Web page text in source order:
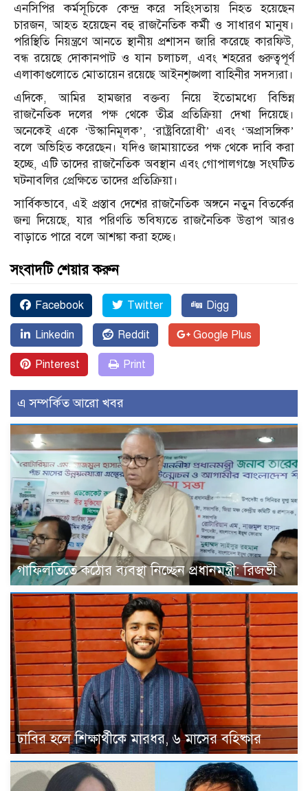
এনসিপির কর্মসূচিকে কেন্দ্র করে সহিংসতায় নিহত হয়েছেন
চারজন, আহত হয়েছেন বহু রাজনৈতিক কর্মী ও সাধারণ মানুষ।
পরিস্থিতি নিয়ন্ত্রণে আনতে স্থানীয় প্রশাসন জারি করেছে কারফিউ,
বন্ধ রয়েছে দোকানপাট ও যান চলাচল, এবং শহরের গুরুত্বপূর্ণ
এলাকাগুলোতে মোতায়েন রয়েছে আইনশৃঙ্খলা বাহিনীর সদস্যরা।
এদিকে, আমির হামজার বক্তব্য নিয়ে ইতোমধ্যে বিভিন্ন
রাজনৈতিক দলের পক্ষ থেকে তীব্র প্রতিক্রিয়া দেখা দিয়েছে।
অনেকেই একে ‘উস্কানিমূলক’, ‘রাষ্ট্রবিরোধী’ এবং ‘অপ্রাসঙ্গিক’
বলে অভিহিত করেছেন। যদিও জামায়াতের পক্ষ থেকে দাবি করা
হচ্ছে, এটি তাদের রাজনৈতিক অবস্থান এবং গোপালগঞ্জে সংঘটিত
ঘটনাবলির প্রেক্ষিতে তাদের প্রতিক্রিয়া।
সার্বিকভাবে, এই প্রস্তাব দেশের রাজনৈতিক অঙ্গনে নতুন বিতর্কের
জন্ম দিয়েছে, যার পরিণতি ভবিষ্যতে রাজনৈতিক উত্তাপ আরও
বাড়াতে পারে বলে আশঙ্কা করা হচ্ছে।
সংবাদটি শেয়ার করুন
Facebook Twitter Digg
Linkedin Reddit Google Plus
Pinterest Print
এ সম্পর্কিত আরো খবর
গাফিলতিতে কঠোর ব্যবস্থা নিচ্ছেন প্রধানমন্ত্রী: রিজভী
ঢাবির হলে শিক্ষার্থীকে মারধর, ৬ মাসের বহিষ্কার